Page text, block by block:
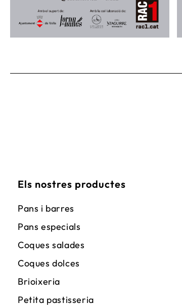
Els nostres productes
Pans i barres
Pans especials
Coques salades
Coques dolces
Brioixeria
Petita pastisseria